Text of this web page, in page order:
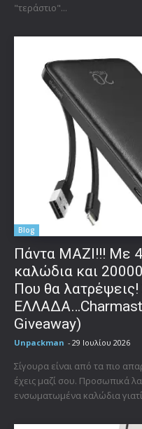
"τεράστιο"...
Blog
Πάντα ΜΑΖΙ!!! Με
καλώδια και
Που θα
Giveaway)
Unpackman - 29 Ιουλίου 2026
Σίγουρα είναι από τα πιο
έχεις μαζί σου. Προσωπικά
ενσωματωμένα καλώδια